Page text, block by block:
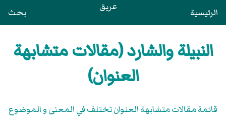
الرئيسية عريق بحث
النبيلة والشارد (مقالات متشابهة
العنوان)
قائمة مقالات متشابهة العنوان تختلف في المعنى و الموضوع